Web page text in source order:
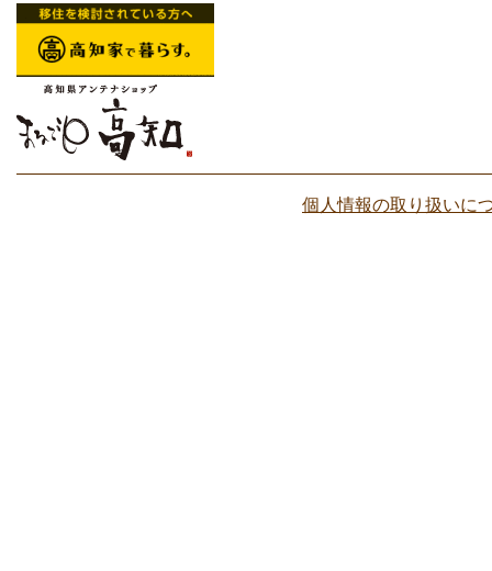
個人情報の取り扱いに